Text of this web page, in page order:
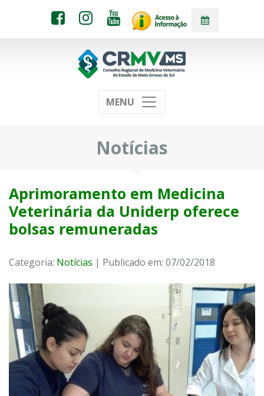
MENU
Notícias
Aprimoramento em Medicina
Veterinária da Uniderp oferece
bolsas remuneradas
Categoria: Notícias | Publicado em: 07/02/2018